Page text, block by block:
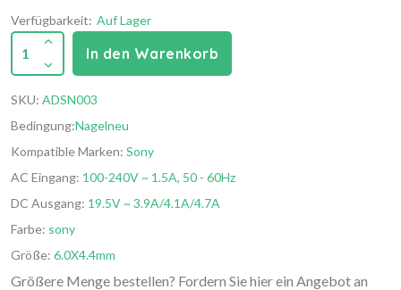
Verfügbarkeit: Auf Lager
1 In den Warenkorb
SKU: ADSN003
Bedingung:Nagelneu
Kompatible Marken: Sony
AC Eingang: 100-240V ~ 1.5A, 50 - 60Hz
DC Ausgang: 19.5V ~ 3.9A/4.1A/4.7A
Farbe: sony
Größe: 6.0X4.4mm
Größere Menge bestellen? Fordern Sie hier ein Angebot an